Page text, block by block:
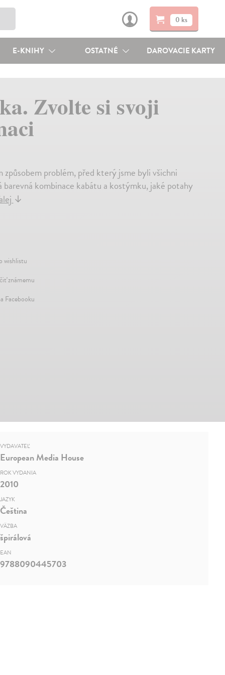
0 ks
E-KNIHY OSTATNÉ DAROVACIE KARTY
Zvolte si svoji
problém, před který jsme byli všichni
kombinace kabátu a kostýmku, jaké potahy
↓
wishlistu
známemu
Facebooku
VYDAVATEĽ
European Media House
ROK VYDANIA
2010
JAZYK
Čeština
VÄZBA
špirálová
EAN
9788090445703